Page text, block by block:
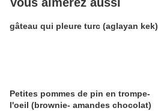
gâteau qui pleure turc (aglayan kek)
Petites pommes de pin en trompe-
l'oeil (brownie- amandes chocolat)